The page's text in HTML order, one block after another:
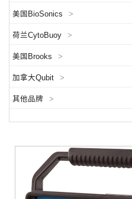
美国BioSonics >
荷兰CytoBuoy >
美国Brooks >
加拿大Qubit >
其他品牌 >